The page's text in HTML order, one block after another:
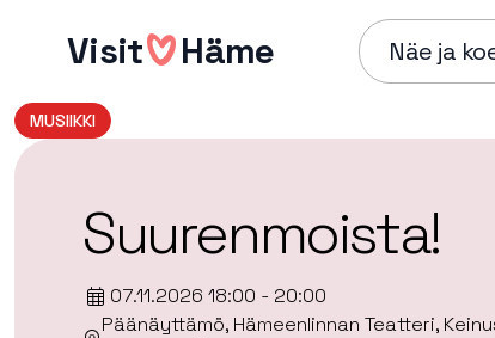
sisältöönVisit Häme Näe ja
MUSIIKKI
Suurenmoista!
07.11.2026 18:00 - 20:00
Päänäyttämö, Hämeenlinnan Teatteri,